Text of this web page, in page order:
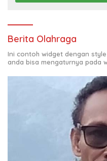
Berita Olahraga
Ini contoh widget dengan
anda bisa mengaturnya pada